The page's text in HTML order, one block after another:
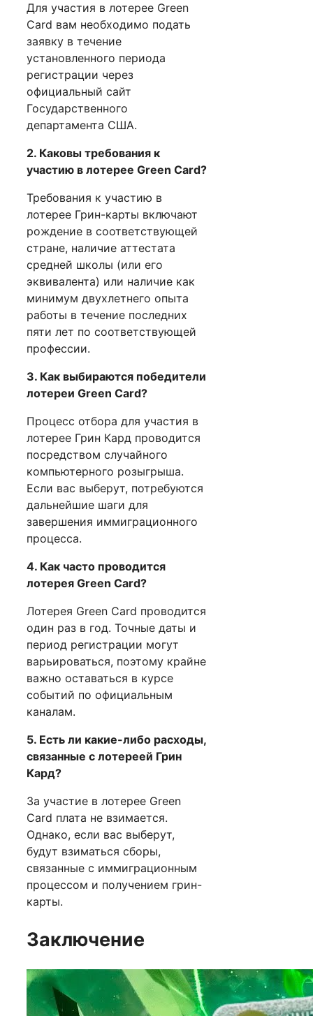
Для участия в лотерее Green
Card вам необходимо подать
заявку в течение
установленного периода
регистрации через
официальный сайт
Государственного
департамента США.
2. Каковы требования к
участию в лотерее Green Card?
Требования к участию в
лотерее Грин-карты включают
рождение в соответствующей
стране, наличие аттестата
средней школы (или его
эквивалента) или наличие как
минимум двухлетнего опыта
работы в течение последних
пяти лет по соответствующей
профессии.
3. Как выбираются победители
лотереи Green Card?
Процесс отбора для участия в
лотерее Грин Кард проводится
посредством случайного
компьютерного розыгрыша.
Если вас выберут, потребуются
дальнейшие шаги для
завершения иммиграционного
процесса.
4. Как часто проводится
лотерея Green Card?
Лотерея Green Card проводится
один раз в год. Точные даты и
период регистрации могут
варьироваться, поэтому крайне
важно оставаться в курсе
событий по официальным
каналам.
5. Есть ли какие-либо расходы,
связанные с лотереей Грин
Кард?
За участие в лотерее Green
Card плата не взимается.
Однако, если вас выберут,
будут взиматься сборы,
связанные с иммиграционным
процессом и получением грин-
карты.
Заключение